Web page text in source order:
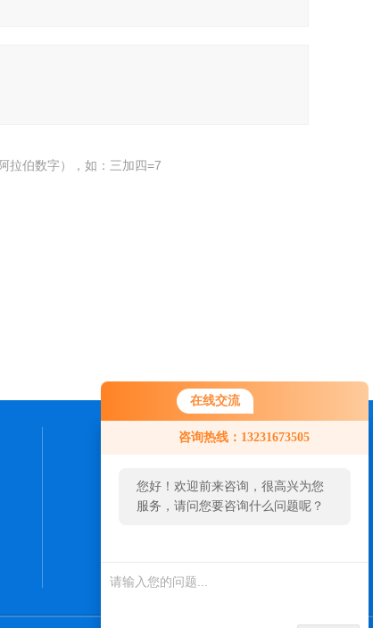
在线交流
咨询热线：13231673505
您好！欢迎前来咨询，很高兴为您
服务，请问您要咨询什么问题呢？
了需求产品，您可以直接在线与我
联系！
拉伯数字），如：三加四=7
联系我们
24小时热线：